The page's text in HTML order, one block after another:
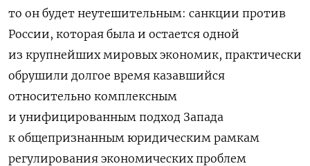
то он будет неутешительным: санкции против
России, которая была и остается одной
из крупнейших мировых экономик, практически
обрушили долгое время казавшийся
относительно комплексным
и унифицированным подход Запада
к общепризнанным юридическим рамкам
регулирования экономических проблем